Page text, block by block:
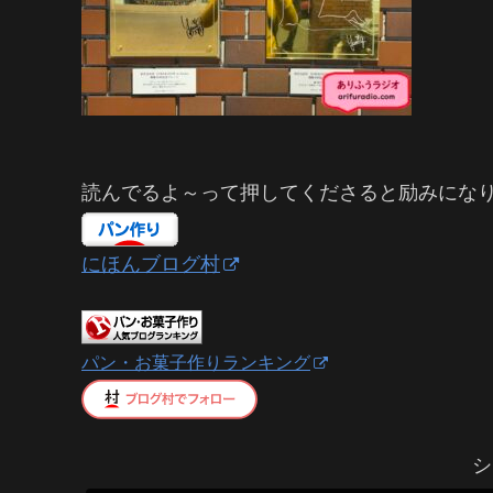
読んでるよ～って押してくださると励みにな
にほんブログ村
パン・お菓子作りランキング